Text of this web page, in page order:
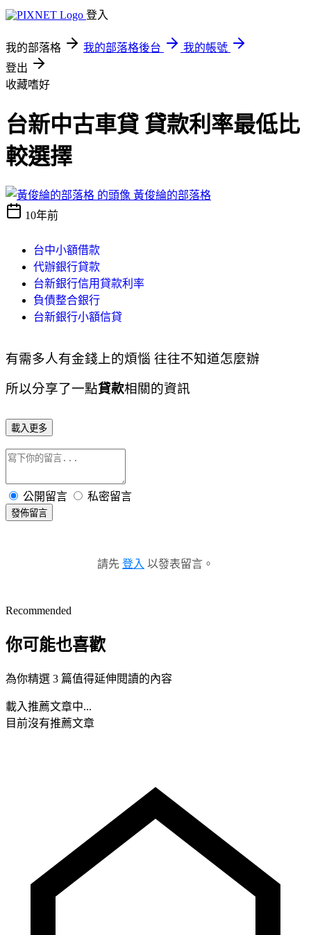
登入
我的部落格 我的部落格後台
我的帳號
登出
收藏嗜好
台新中古車貸 貸款利率最低比
較選擇
黃俊綸的部落格
10年前
台中小額借款
代辦銀行貸款
台新銀行信用貸款利率
負債整合銀行
台新銀行小額信貸
有需多人有金錢上的煩惱 往往不知道怎麼辦
所以分享了一點貸款相關的資訊
載入更多
公開留言 私密留言
發佈留言
請先 登入 以發表留言。
Recommended
你可能也喜歡
為你精選 3 篇值得延伸閱讀的內容
載入推薦文章中...
目前沒有推薦文章